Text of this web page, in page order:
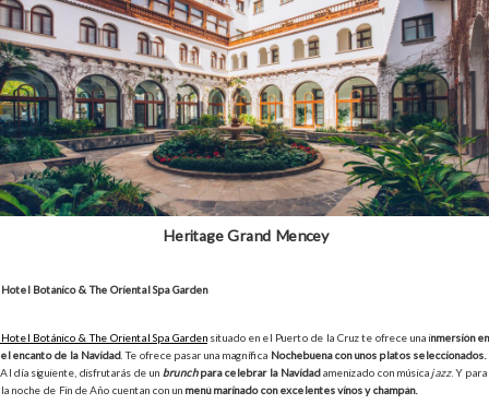
Heritage Grand Mencey
Hotel Botánico & The Oriental Spa Garden
Hotel Botánico & The Oriental Spa Garden situado en el Puerto de la Cruz te ofrece una inmersión en
el encanto de la Navidad. Te ofrece pasar una magnífica Nochebuena con unos platos seleccionados.
Al día siguiente, disfrutarás de un brunchpara celebrar la Navidadamenizado con música jazz. Y para
la noche de Fin de Año cuentan con un menú marinado con excelentes vinos y champán.